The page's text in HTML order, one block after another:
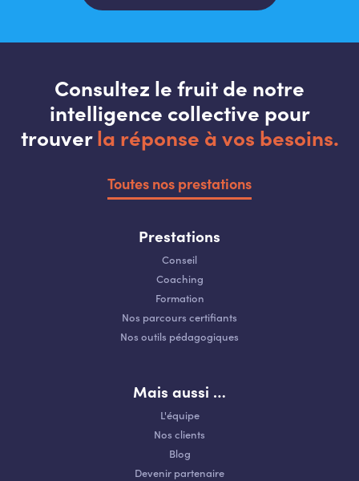
Consultez le fruit de notre
intelligence collective pour
trouverla réponse à vos besoins.
Toutes nos prestations
Prestations
Conseil
Coaching
Formation
Nos parcours certifiants
Nos outils pédagogiques
Mais aussi …
L'équipe
Nos clients
Blog
Devenir partenaire